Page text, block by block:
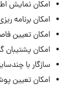
امکان نمایش
امکان برنامه
امکان تعیین
امکان
سازگار با
امکان تعیین